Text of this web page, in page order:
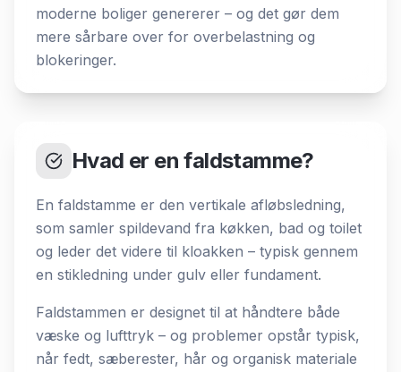
moderne boliger genererer – og det gør dem
mere sårbare over for overbelastning og
blokeringer.
Hvad er en faldstamme?
En faldstamme er den vertikale afløbsledning,
som samler spildevand fra køkken, bad og toilet
og leder det videre til kloakken – typisk gennem
en stikledning under gulv eller fundament.
Faldstammen er designet til at håndtere både
væske og lufttryk – og problemer opstår typisk,
når fedt, sæberester, hår og organisk materiale